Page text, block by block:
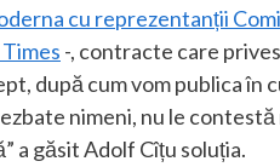
cu reprezentanții
-, contracte care
după cum vom publica în
nimeni, nu le
a găsit Adolf Cîțu soluția.